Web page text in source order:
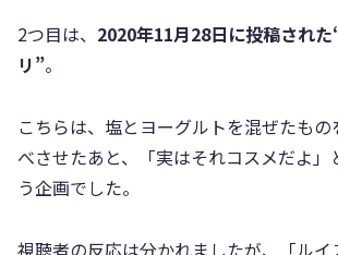
2つ目は、 2020年11月28日に投稿され
リ”。
こちらは、塩とヨーグルトを混ぜたも
べさせたあと、「実はそれコスメだよ」
う企画でした。
視聴者の反応は分かれましたが、「ルイ